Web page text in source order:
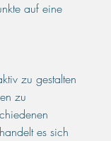
auf eine
zu gestalten
zu
es sich